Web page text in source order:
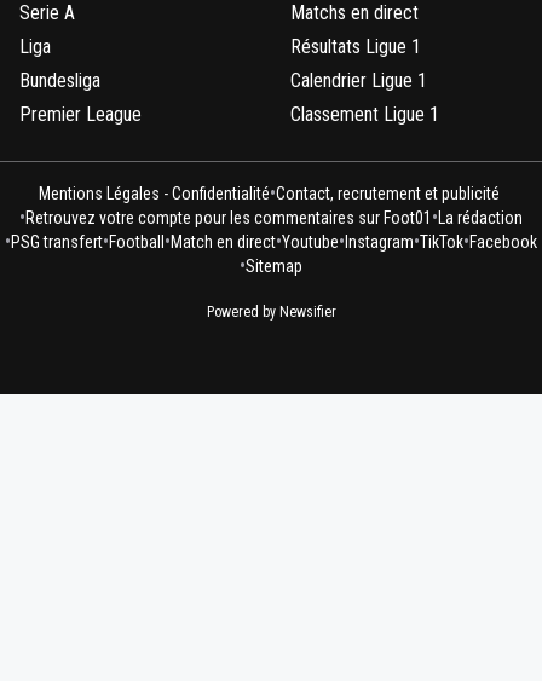
Serie A
Liga
Bundesliga
Premier League
Matchs en direct
Résultats Ligue 1
Calendrier Ligue 1
Classement Ligue 1
Mentions Légales - Confidentialité•Contact, recrutement et publicité
•Retrouvez votre compte pour les commentaires sur Foot01 • La rédaction
•PSG transfert•Football •Match en direct•Youtube• Instagram•TikTok•Facebook
•Sitemap
Powered by Newsifier